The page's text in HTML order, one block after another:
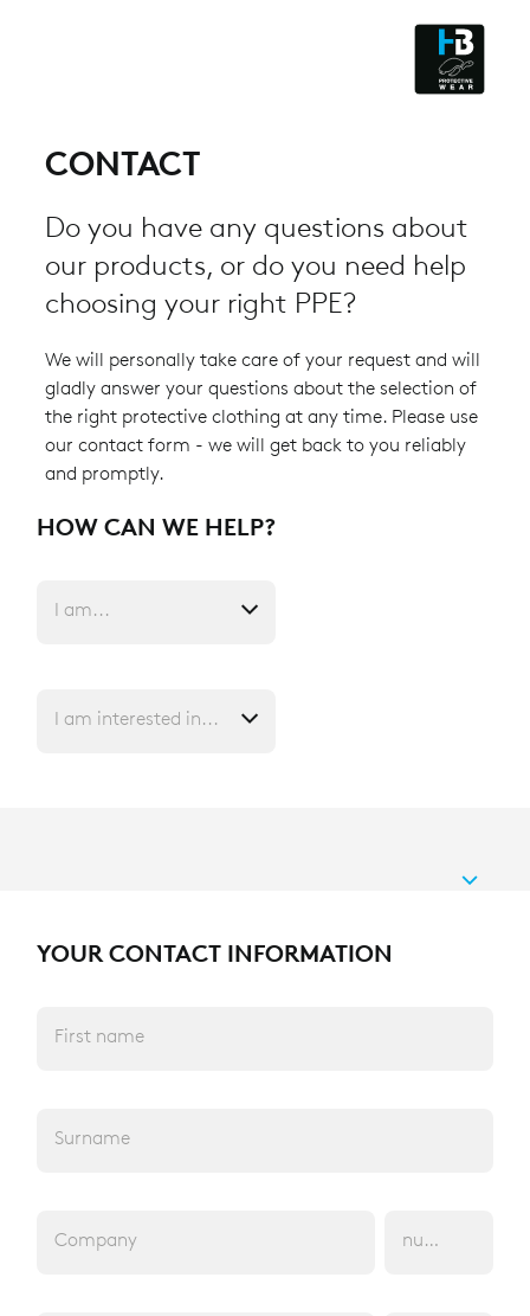
CONTACT
Do you have any questions about
our products, or do you need help
choosing your right PPE?
We will personally take care of your request and will
gladly answer your questions about the selection of
the right protective clothing at any time. Please use
our contact form - we will get back to you reliably
and promptly.
HOW CAN WE HELP?
I am...
I am interested in...
YOUR CONTACT INFORMATION
First name
Surname
Company number of